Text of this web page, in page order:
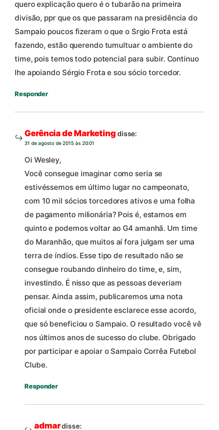
quero explicação quero é o tubarão na primeira
divisão, ppr que os que passaram na presidência do
Sampaio poucos fizeram o que o Srgio Frota está
fazendo, estão querendo tumultuar o ambiente do
time, pois temos todo potencial para subir. Continuo
lhe apoiando Sérgio Frota e sou sócio torcedor.
Responder
Gerência de Marketingdisse:
31 de agosto de 2015 às 20:01
Oi Wesley,
Você consegue imaginar como seria se
estivéssemos em último lugar no campeonato,
com 10 mil sócios torcedores ativos e uma folha
de pagamento milionária? Pois é, estamos em
quinto e podemos voltar ao G4 amanhã. Um time
do Maranhão, que muitos aí fora julgam ser uma
terra de índios. Esse tipo de resultado não se
consegue roubando dinheiro do time, e, sim,
investindo. É nisso que as pessoas deveriam
pensar. Ainda assim, publicaremos uma nota
oficial onde o presidente esclarece esse acordo,
que só beneficiou o Sampaio. O resultado você vê
nos últimos anos de sucesso do clube. Obrigado
por participar e apoiar o Sampaio Corrêa Futebol
Clube.
Responder
admardisse: